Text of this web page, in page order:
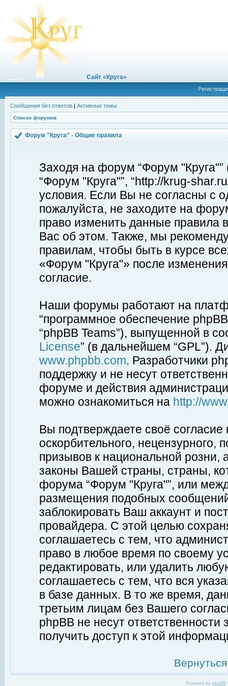
Сайт «Круга»
Сообщения без ответов | Активные темы
Список форумов
Форум "Круга" - Общие правила
Заходя на форум “Форум
“Форум "Круга"”, “http://krug-
условия. Если Вы не согласны с
пожалуйста, не заходите на
право изменить данные правила
Вас об этом. Также, мы
правилам, чтобы быть в курсе
«Форум "Круга"» после
согласие.
Наши форумы работают на
“программное обеспечение
“phpBB Teams”), выпущенной в
License” (в дальнейшем “GPL”).
www.phpbb.com. Разработчики
поддержку и не несут
форуме и действия
можно ознакомиться на http://
Вы подтверждаете своё
оскорбительного, нецензурного,
призывов к национальной
законы Вашей страны, страны,
форума “Форум "Круга"”, или
размещения подобных
заблокировать Ваш аккаунт и
провайдера. С этой целью
соглашаетесь с тем, что
право в любое время по своему
редактировать, или удалить
соглашаетесь с тем, что вся
в базе данных. В то же время,
третьим лицам без Вашего
phpBB не несут ответственности
получить доступ к этой
Powered by phpBB